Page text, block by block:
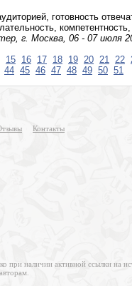
готовность
г. Москва, 06 - 07 июля
15 16 17 18 19 20 21 22
44 45 46 47 48 49 50 51
Контакты
при наличии активной ссылки на